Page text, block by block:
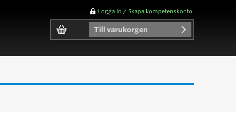
Logga in / Skapa kompetenskonto
Till varukorgen